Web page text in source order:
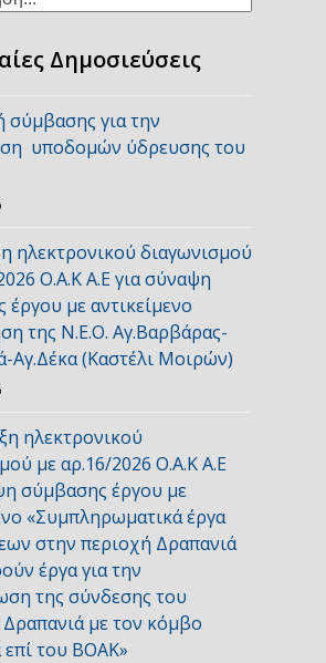
Δημοσιεύσεις
σύμβασης για την
υποδομών ύδρευσης του
ηλεκτρονικού διαγωνισμού
Ο.Α.Κ Α.Ε για σύναψη
με αντικείμενο
της Ν.Ε.Ο. Αγ.Βαρβάρας-
Αγ.Δέκα (Καστέλι Μοιρών)
ηλεκτρονικού
με αρ.16/2026 Ο.Α.Κ Α.Ε
σύμβασης έργου με
«Συμπληρωματικά έργα
στην περιοχή Δραπανιά
έργα για την
της σύνδεσης του
με τον κόμβο
επί του ΒΟΑΚ»